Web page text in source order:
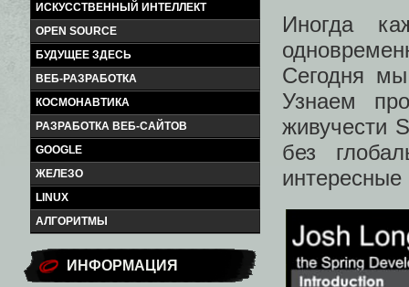
ИСКУССТВЕННЫЙ ИНТЕЛЛЕКТ
OPEN SOURCE
БУДУЩЕЕ ЗДЕСЬ
ВЕБ-РАЗРАБОТКА
КОСМОНАВТИКА
РАЗРАБОТКА ВЕБ-САЙТОВ
GOOGLE
ЖЕЛЕЗО
LINUX
АЛГОРИТМЫ
ИНФОРМАЦИЯ
Иногда
Сегодня мы
Узнаем
живучести
без